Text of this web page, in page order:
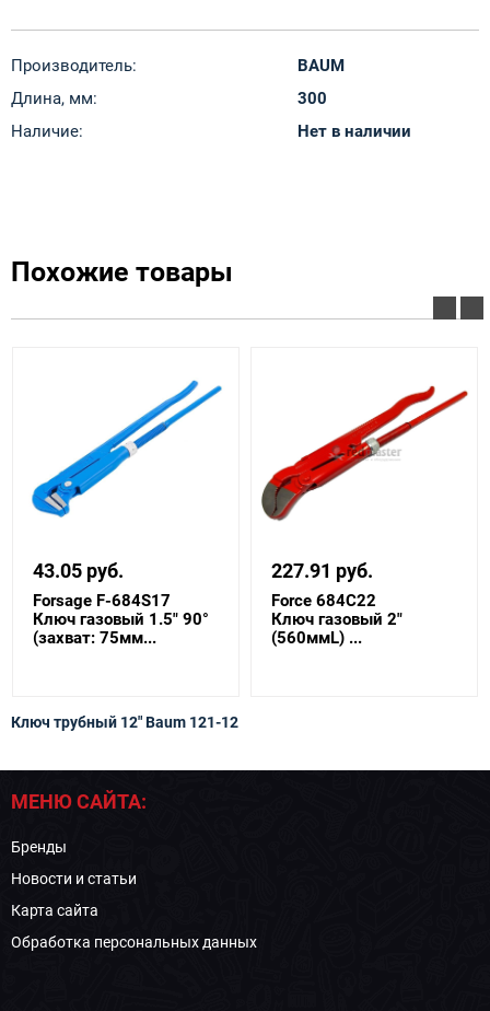
Производитель:
BAUM
Длина, мм:
300
Наличие:
Нет в наличии
Похожие товары
43.05 руб.
Forsage F-684S17
Ключ газовый 1.5" 90°
(захват: 75мм...
227.91 руб.
Force 684C22
Ключ газовый 2"
(560ммL) ...
Ключ трубный 12" Baum 121-12
МЕНЮ САЙТА:
Бренды
Новости и статьи
Карта сайта
Обработка персональных данных